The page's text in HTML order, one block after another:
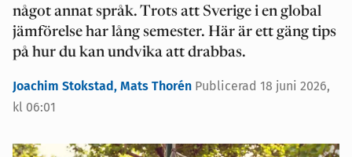
något annat språk. Trots att Sverige i en global
jämförelse har lång semester. Här är ett gäng tips
på hur du kan undvika att drabbas.
Joachim Stokstad, Mats Thorén Publicerad 18 juni 2026,
kl 06:01